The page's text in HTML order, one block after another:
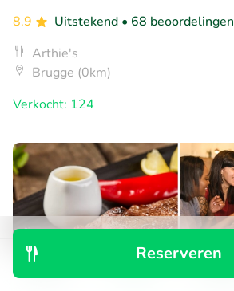
Reserveren
8.9
Uitstekend • 68 beoordelingen
Arthie's
Brugge (0km)
Verkocht: 124